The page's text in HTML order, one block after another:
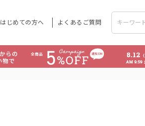
はじめての方へ よくあるご質問